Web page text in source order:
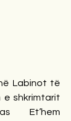
Labinot të
e shkrimtarit
Et’hem